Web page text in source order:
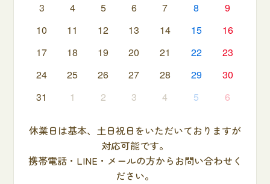
3
4 5 6 7 8
9
10
11 12 13 14 15
16
17
18 19 20 21 22
23
24
25 26 27 28 29
30
31
1 2 3 4 5 6
休業日は基本、土日祝日をいただいておりますが
対応可能です。
携帯電話・LINE・メールの方からお問い合わせく
ださい。